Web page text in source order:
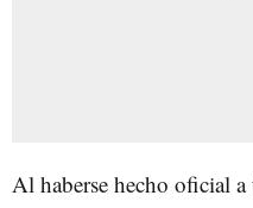
Al haberse hecho oficial